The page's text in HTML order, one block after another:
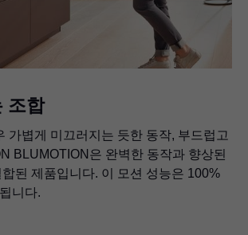
조합
가볍게 미끄러지는 듯한 동작, 부드럽고
BLUMOTION은 완벽한 동작과 향상된
된 제품입니다. 이 모션 성능은 100%
니다.